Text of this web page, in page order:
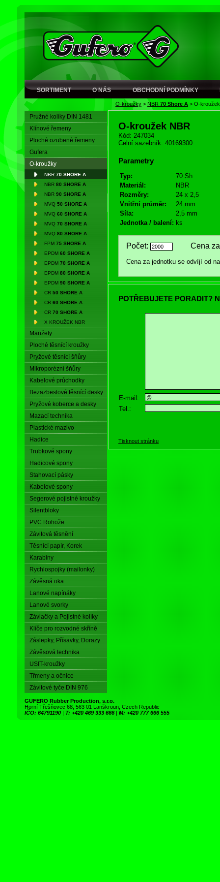
SORTIMENT O NÁS OBCHODNÍ PODMÍNKY
O-kroužky > NBR 70 Shore A > O-
Pružné kolíky DIN 1481
Klínové řemeny
Ploché ozubené řemeny
Gufera
O-kroužky
NBR 70 SHORE A
NBR 80 SHORE A
NBR 90 SHORE A
MVQ 50 SHORE A
MVQ 60 SHORE A
MVQ 70 SHORE A
MVQ 80 SHORE A
FPM 75 SHORE A
EPDM 60 SHORE A
EPDM 70 SHORE A
EPDM 80 SHORE A
EPDM 90 SHORE A
CR 50 SHORE A
CR 60 SHORE A
CR 70 SHORE A
X KROUŽEK NBR
Manžety
Ploché těsnící kroužky
Pryžové těsnící šňůry
Mikroporézní šňůry
Kabelové průchodky
Bezazbestové těsnící desky
Pryžové koberce a desky
Mazací technika
Plastické mazivo
Hadice
Trubkové spony
Hadicové spony
Stahovací pásky
Kabelové spony
Segerové pojistné kroužky
Silentbloky
PVC Rohože
Závitová těsnění
Těsnící papír, Korek
Karabiny
Rychlospojky (mailonky)
Závěsná oka
Lanové napínáky
Lanové svorky
Závlačky a Pojistné kolíky
Klíče pro rozvodné skříně
Záslepky, Přísavky, Dorazy
Závěsová technika
USIT-kroužky
Třmeny a očnice
Závitové tyče DIN 976
O-kroužek NBR
Kód: 247034
Celní sazebník: 40169300
Parametry
Typ:
70 Sh
Materiál:
NBR
Rozměry:
24 x 2,5
Vnitřní průměr:
24 mm
Síla:
2,5 mm
Jednotka / balení: ks
Počet: Cena za
Cena za jednotku se odvíjí od
POTŘEBUJETE PORADIT?
E-mail:
Tel.:
Tisknout stránku
GUFERO Rubber Production, s.r.o.
Horní Třešňovec 68, 563 01 Lanškroun, Czech Republic
IČO: 64791190 | T: +420 469 333 666 | M: +420 777 666 555